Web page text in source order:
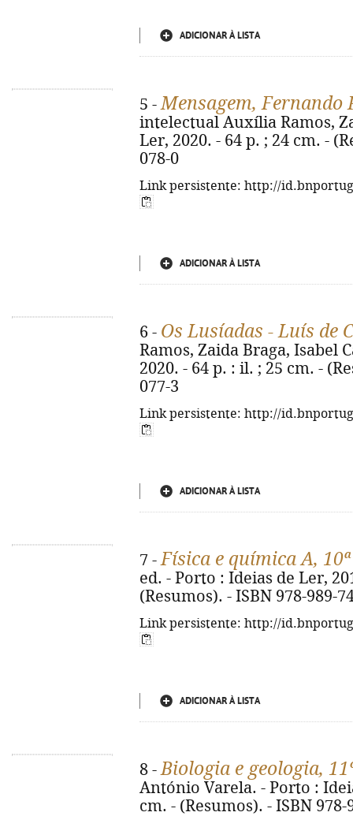
ADICIONAR À LISTA
5 -Mensagem, Fernando
intelectual Auxília Ramos,
Ler, 2020. - 64 p. ; 24 cm. -
078-0
Link persistente: http://
ADICIONAR À LISTA
6 - Os Lusíadas - Luís de
Ramos, Zaida Braga, Isabel
2020. - 64 p. : il. ; 25 cm. -
077-3
Link persistente: http://
ADICIONAR À LISTA
7 -Física e química A, 10ª
ed. - Porto : Ideias de Ler,
(Resumos). - ISBN 978-989-
Link persistente: http://
ADICIONAR À LISTA
8 -Biologia e geologia,
António Varela. - Porto :
cm. - (Resumos). - ISBN 978-